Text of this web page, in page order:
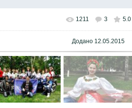
1211 3 5.0
Додано 12.05.2015